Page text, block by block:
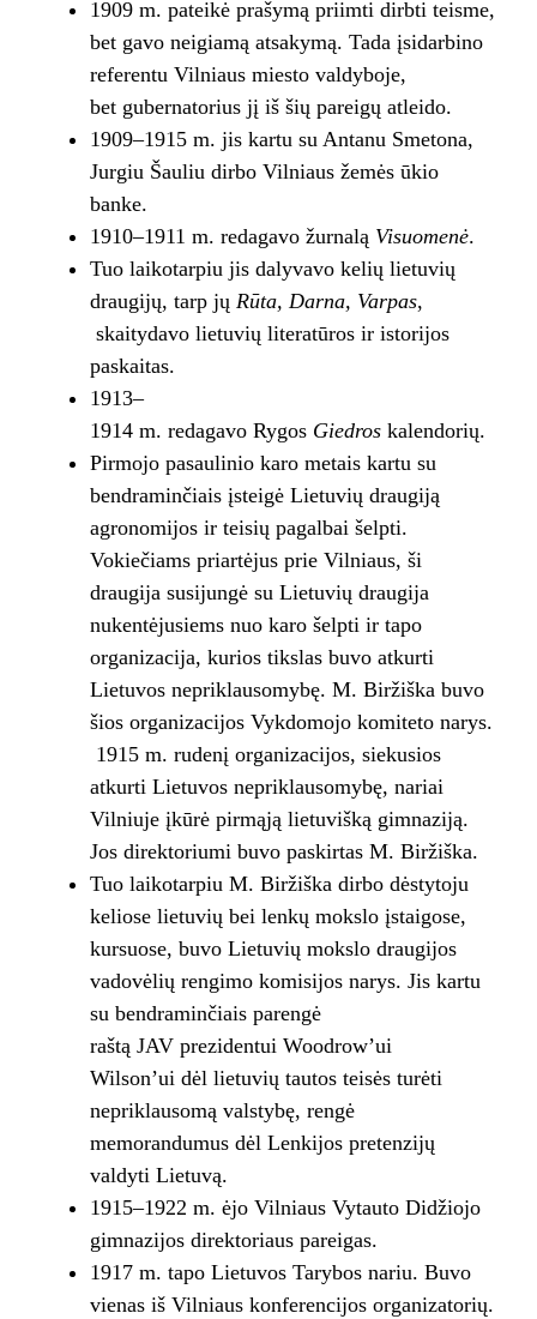
1909 m. pateikė prašymą priimti dirbti teisme,
bet gavo neigiamą atsakymą. Tada įsidarbino
referentu Vilniaus miesto valdyboje,
bet gubernatorius jį iš šių pareigų atleido.
1909–1915 m. jis kartu su Antanu Smetona,
Jurgiu Šauliu dirbo Vilniaus žemės ūkio
banke.
1910–1911 m. redagavo žurnalą Visuomenė.
Tuo laikotarpiu jis dalyvavo kelių lietuvių
draugijų, tarp jų Rūta, Darna, Varpas,
skaitydavo lietuvių literatūros ir istorijos
paskaitas.
1913–
1914 m. redagavo Rygos Giedros kalendorių.
Pirmojo pasaulinio karo metais kartu su
bendraminčiais įsteigė Lietuvių draugiją
agronomijos ir teisių pagalbai šelpti.
Vokiečiams priartėjus prie Vilniaus, ši
draugija susijungė su Lietuvių draugija
nukentėjusiems nuo karo šelpti ir tapo
organizacija, kurios tikslas buvo atkurti
Lietuvos nepriklausomybę. M. Biržiška buvo
šios organizacijos Vykdomojo komiteto narys.
1915 m. rudenį organizacijos, siekusios
atkurti Lietuvos nepriklausomybę, nariai
Vilniuje įkūrė pirmąją lietuvišką gimnaziją.
Jos direktoriumi buvo paskirtas M. Biržiška.
Tuo laikotarpiu M. Biržiška dirbo dėstytoju
keliose lietuvių bei lenkų mokslo įstaigose,
kursuose, buvo Lietuvių mokslo draugijos
vadovėlių rengimo komisijos narys. Jis kartu
su bendraminčiais parengė
raštą JAV prezidentui Woodrow’ui
Wilson’ui dėl lietuvių tautos teisės turėti
nepriklausomą valstybę, rengė
memorandumus dėl Lenkijos pretenzijų
valdyti Lietuvą.
1915–1922 m. ėjo Vilniaus Vytauto Didžiojo
gimnazijos direktoriaus pareigas.
1917 m. tapo Lietuvos Tarybos nariu. Buvo
vienas iš Vilniaus konferencijos organizatorių.